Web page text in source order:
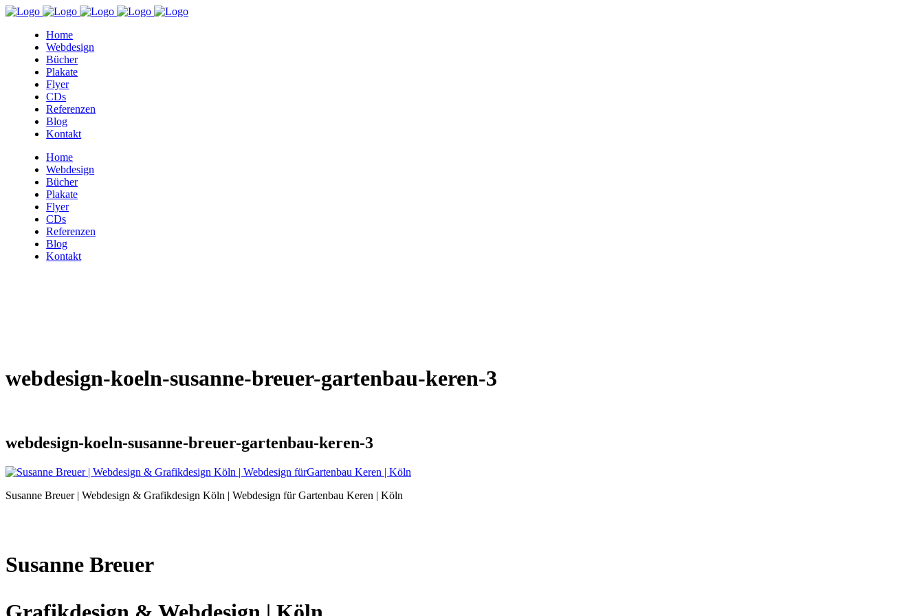
Home
Webdesign
Bücher
Plakate
Flyer
CDs
Referenzen
Blog
Kontakt
Home
Webdesign
Bücher
Plakate
Flyer
CDs
Referenzen
Blog
Kontakt
webdesign-koeln-susanne-breuer-gartenbau-keren-3
webdesign-koeln-susanne-breuer-gartenbau-keren-3
Susanne Breuer | Webdesign & Grafikdesign Köln | Webdesign für Gartenbau Keren | Köln
Susanne Breuer